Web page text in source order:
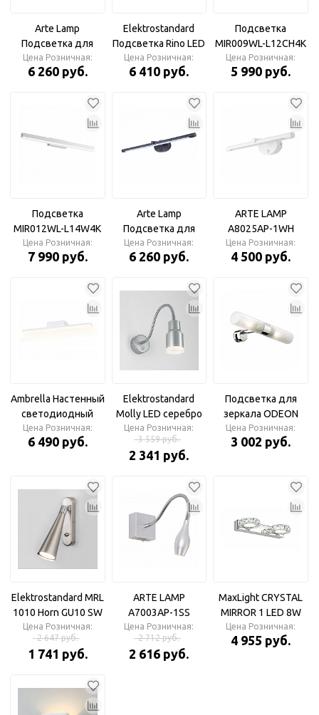
Arte Lamp
Подсветка для
картин A8027AP-
1WH RONNIE
Цена Розничная:
6 260 руб.
Elektrostandard
Подсветка Rino LED
10W IP20 белый
Подсветка
Цена Розничная:
6 410 руб.
Подсветка
MIR009WL-L12CH4K
Maytoni
Цена Розничная:
5 990 руб.
Подсветка
MIR012WL-L14W4K
Maytoni
Цена Розничная:
7 990 руб.
Arte Lamp
Подсветка для
картин A8027AP-
1BK RONNIE
Цена Розничная:
6 260 руб.
ARTE LAMP
A8025AP-1WH
Подсветка для
картин
Цена Розничная:
4 500 руб.
Ambrella Настенный
светодиодный
светильник с
выключателем
15W 500*50
Цена Розничная:
6 490 руб.
Elektrostandard
Molly LED серебро
(MRL LED 1015)
Цена Розничная:
3 559 руб.
2 341 руб.
Подсветка для
зеркала ODEON
LIGHT 2446/2 ODL13
715 хром G9 2*40W
Цена Розничная:
3 002 руб.
Elektrostandard MRL
1010 Horn GU10 SW
сатинированный
никель Светильник
настенный
Цена Розничная:
2 647 руб.
1 741 руб.
ARTE LAMP
A7003AP-1SS
Подсветка
Цена Розничная:
2 712 руб.
2 616 руб.
MaxLight CRYSTAL
MIRROR 1 LED 8W
IP20 хром 4500К
Подсветка
Цена Розничная:
4 955 руб.